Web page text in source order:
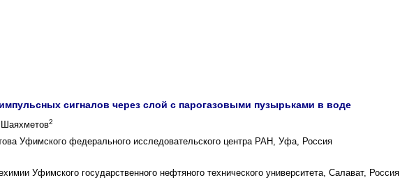
сигналов через слой с парогазовыми пузырьками в воде
2
Уфимского федерального исследовательского центра РАН, Уфа, Россия
Уфимского государственного нефтяного технического университета, Салават, Россия